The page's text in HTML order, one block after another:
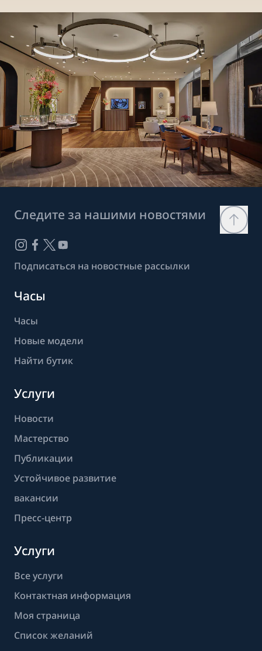
Следите за нашими новостями
Подписаться на новостные рассылки
Часы
Часы
Новые модели
Найти бутик
Услуги
Новости
Мастерство
Публикации
Устойчивое развитие
вакансии
Пресс-центр
Услуги
Все услуги
Контактная информация
Моя страница
Список желаний